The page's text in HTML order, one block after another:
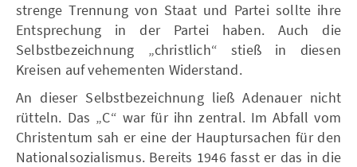
strenge Trennung von Staat und Partei sollte ihre
Entsprechung in der Partei haben. Auch die
Selbstbezeichnung „christlich“ stieß in diesen
Kreisen auf vehementen Widerstand.
An dieser Selbstbezeichnung ließ Adenauer nicht
rütteln. Das „C“ war für ihn zentral. Im Abfall vom
Christentum sah er eine der Hauptursachen für den
Nationalsozialismus. Bereits 1946 fasst er das in die